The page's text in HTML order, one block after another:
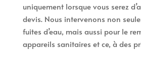
uniquement lorsque vous serez
devis. Nous intervenons non
fuites d’eau, mais aussi pour le
appareils sanitaires et ce, à des